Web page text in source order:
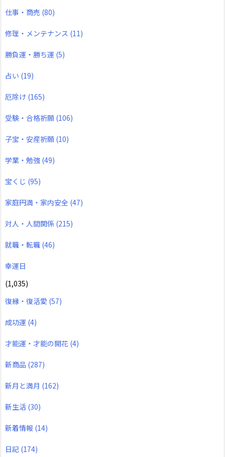
仕事・商売 (80)
修理・メンテナンス (11)
勝負運・勝ち運 (5)
占い (19)
厄除け (165)
受験・合格祈願 (106)
子宝・安産祈願 (10)
学業・勉強 (49)
宝くじ (95)
家庭円満・家内安全 (47)
対人・人間関係 (215)
就職・転職 (46)
幸運日
(1,035)
復縁・復活愛 (57)
成功運 (4)
才能運・才能の開花 (4)
新商品 (287)
新月と満月 (162)
新生活 (30)
新着情報 (14)
日記 (174)